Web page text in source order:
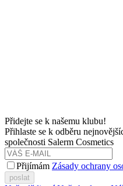
Přidejte se k našemu klubu!
Přihlaste se k odběru
společnosti Salerm Cosmetics
Přijímám Zásady ochrany
poslat